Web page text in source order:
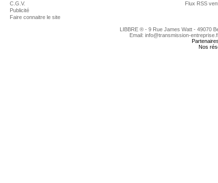
C.G.V.
Publicité
Faire connaitre le site
Flux RSS
LIBBRE ® - 9 Rue James Watt - 49070
Email: info@transmission-
Nos